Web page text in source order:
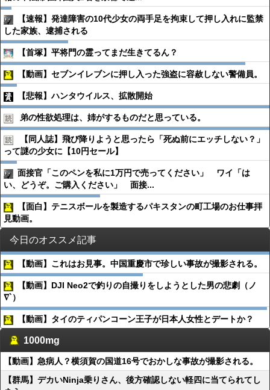
【速報】発達障害の10代少女の両手足を拘束して押し入れに監禁
した家族、逮捕される
【首塚】平将門の霊ってまだ生きてるん？
【動画】セブンイレブンに押し入った強盗に容赦しない警備員。
【悲報】ハンタウイルス、拡散開始
弟の性欲処理は、姉がするものだと思っている。
【同人誌】飛び降りようと思ったら「死ぬ前にエッチしない？」
って謎の少女に【10円セール】
面接官「このペンを私に1万円で売ってください」 ワイ「は
い、どうぞ。ご購入ください」 面接...
【面白】テニスボールを製造するパキスタンの町工場のお仕事拝
見動画。
今日のオススメ記事
【動画】これはお見事。中国重慶市で珍しい事故が撮影される。
【動画】DJI Neo2で釣りの自撮りをしようとした男の悲劇（ノ
∇`）
【動画】タイのティパンコーン王子が日本人女性とデートか？
1000mg
【動画】急病人？横須賀の国道16号でおかしな事故が撮影される。
【群馬】デカいNinja乗りさん、後方確認しない軽四に当てられてし